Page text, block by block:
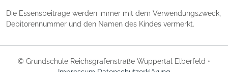
Die Essensbeiträge werden immer mit dem Verwendungszweck,
Debitorennummer und den Namen des Kindes vermerkt.
© Grundschule Reichsgrafenstraße Wuppertal Elberfeld •